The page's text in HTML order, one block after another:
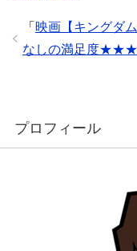
o e
「 映画【キングダ
なしの満足度
プロフィール